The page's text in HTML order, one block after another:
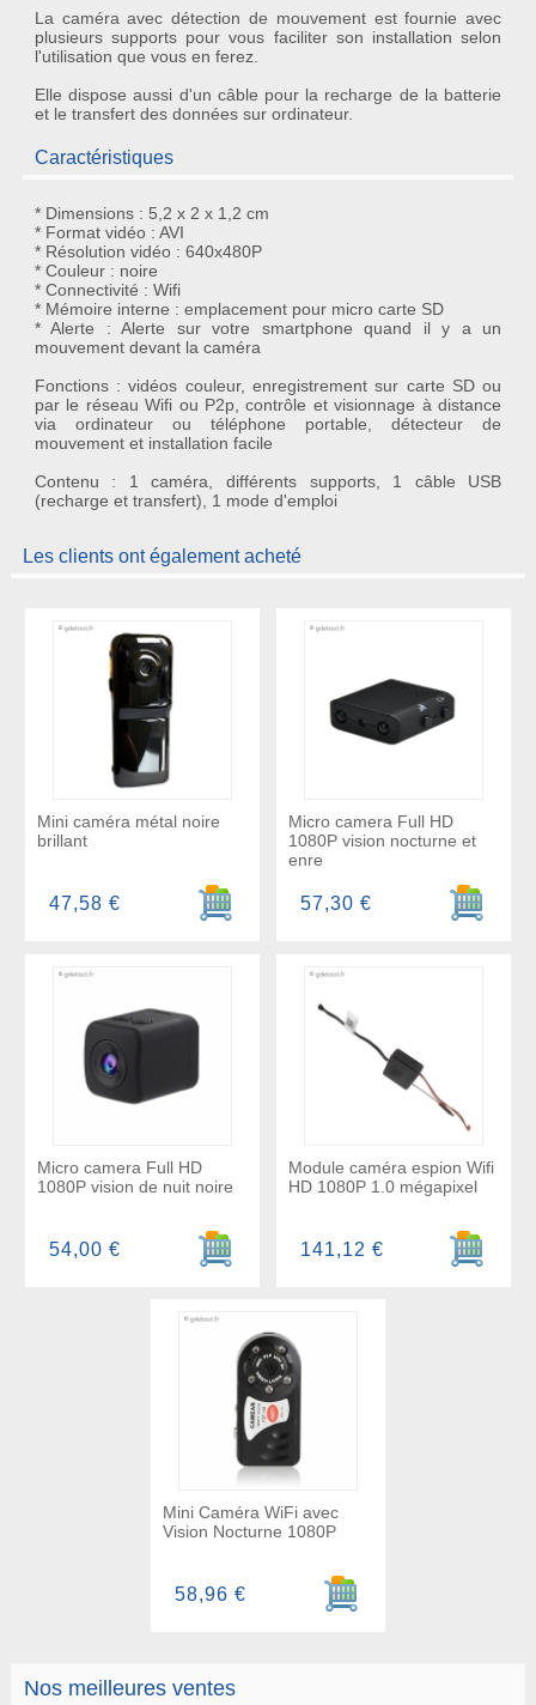
Nos meilleures ventes
La caméra avec détection de mouvement est fournie avec
plusieurs supports pour vous faciliter son installation selon
l'utilisation que vous en ferez.
Elle dispose aussi d'un câble pour la recharge de la batterie
et le transfert des donnéessur ordinateur.
Caractéristiques
* Dimensions : 5,2 x 2 x 1,2 cm
* Format vidéo : AVI
* Résolution vidéo : 640x480P
* Couleur : noire
* Connectivité : Wifi
* Mémoire interne : emplacement pour micro carte SD
* Alerte : Alerte sur votre smartphone quand il y a un
mouvement devant la caméra
Fonctions : vidéos couleur, enregistrement sur carte SD ou
par le réseau Wifi ou P2p, contrôle et visionnage à distance
via ordinateur ou téléphone portable, détecteur de
mouvement et installation facile
Contenu : 1 caméra, différents supports, 1 câble USB
(recharge et transfert), 1 mode d'emploi
Les clients ont également acheté
Mini caméra métal noire
brillant
Ajouter au panier
47,58 €
Micro camera Full HD
1080P vision nocturne et
enre
Ajouter
57,30 €
Micro camera Full HD
1080P vision de nuit noire
Ajouter au panier
54,00 €
Module caméra espion Wifi
HD 1080P 1.0 mégapixel
Ajouter
141,12 €
Mini Caméra WiFi avec
Vision Nocturne 1080P
Ajouter au panier
58,96 €